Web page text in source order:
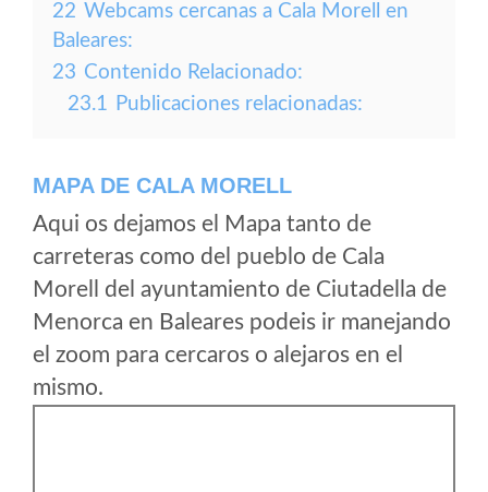
22 Webcams cercanas a Cala Morell en
Baleares:
23 Contenido Relacionado:
23.1 Publicaciones relacionadas:
MAPA DE CALA MORELL
Aqui os dejamos el Mapa tanto de
carreteras como del pueblo de Cala
Morell del ayuntamiento de Ciutadella de
Menorca en Baleares podeis ir manejando
el zoom para cercaros o alejaros en el
mismo.